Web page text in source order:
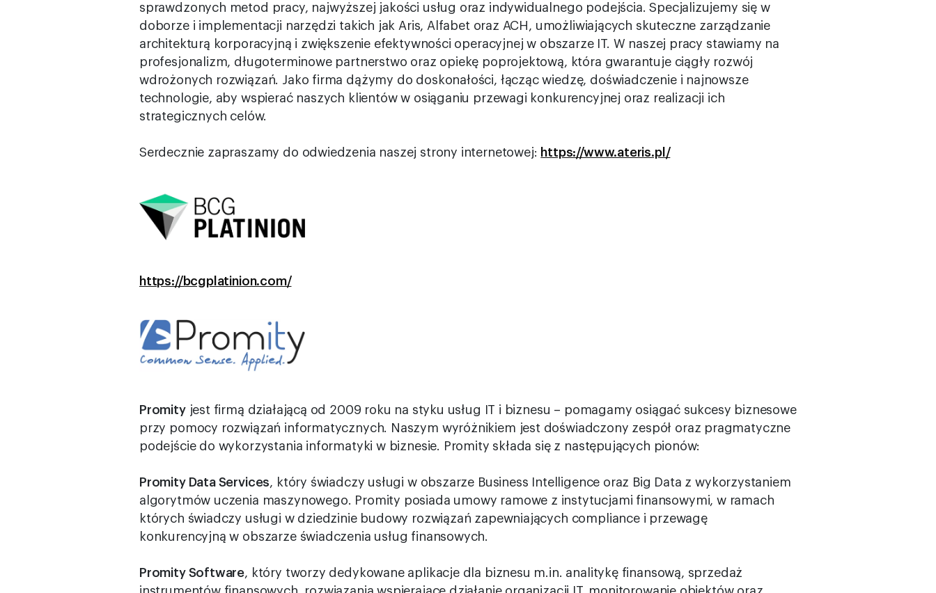
sprawdzonych metod pracy, najwyższej jakości usług oraz indywidualnego podejścia. Specjalizujemy się w
doborze i implementacji narzędzi takich jak Aris, Alfabet oraz ACH, umożliwiających skuteczne zarządzanie
architekturą korporacyjną i zwiększenie efektywności operacyjnej w obszarze IT. W naszej pracy stawiamy na
profesjonalizm, długoterminowe partnerstwo oraz opiekę poprojektową, która gwarantuje ciągły rozwój
wdrożonych rozwiązań. Jako firma dążymy do doskonałości, łącząc wiedzę, doświadczenie i najnowsze
technologie, aby wspierać naszych klientów w osiąganiu przewagi konkurencyjnej oraz realizacji ich
strategicznych celów.
Serdecznie zapraszamy do odwiedzenia naszej strony internetowej: https://www.ateris.pl/
https://bcgplatinion.com/
Promityjest firmą działającą od 2009 roku na styku usług IT i biznesu – pomagamy osiągać sukcesy biznesowe
przy pomocy rozwiązań informatycznych. Naszym wyróżnikiem jest doświadczony zespół oraz pragmatyczne
podejście do wykorzystania informatyki w biznesie. Promity składa się z następujących pionów:
Promity Data Services, który świadczy usługi w obszarze Business Intelligence oraz Big Data z wykorzystaniem
algorytmów uczenia maszynowego. Promity posiada umowy ramowe z instytucjami finansowymi, w ramach
których świadczy usługi w dziedzinie budowy rozwiązań zapewniających compliance i przewagę
konkurencyjną w obszarze świadczenia usług finansowych.
Promity Software, który tworzy dedykowane aplikacje dla biznesu m.in. analitykę finansową, sprzedaż